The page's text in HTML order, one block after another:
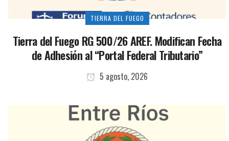
TIERRA DEL FUEGO
Tierra del Fuego RG 500/26 AREF. Modifican Fecha
de Adhesión al “Portal Federal Tributario”
5 agosto, 2026